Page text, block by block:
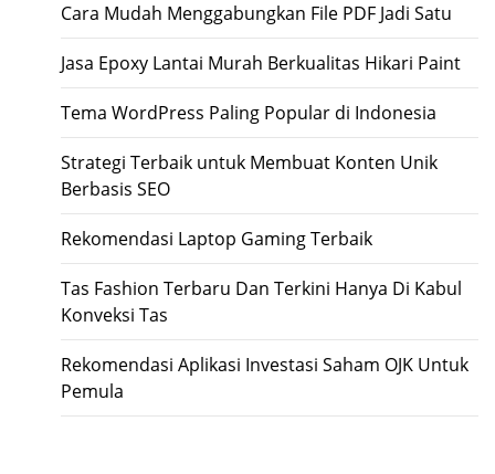
Cara Mudah Menggabungkan File PDF Jadi Satu
Jasa Epoxy Lantai Murah Berkualitas Hikari Paint
Tema WordPress Paling Popular di Indonesia
Strategi Terbaik untuk Membuat Konten Unik
Berbasis SEO
Rekomendasi Laptop Gaming Terbaik
Tas Fashion Terbaru Dan Terkini Hanya Di Kabul
Konveksi Tas
Rekomendasi Aplikasi Investasi Saham OJK Untuk
Pemula